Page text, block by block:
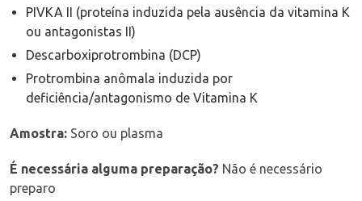
PIVKA II (proteína induzida pela ausência da vitamina K
ou antagonistas II)
Descarboxiprotrombina (DCP)
Protrombina anômala induzida por
deficiência/antagonismo de Vitamina K
Amostra: Soro ou plasma
É necessária alguma preparação? Não é necessário
preparo